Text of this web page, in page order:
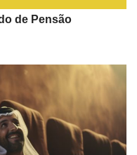
de Pensão